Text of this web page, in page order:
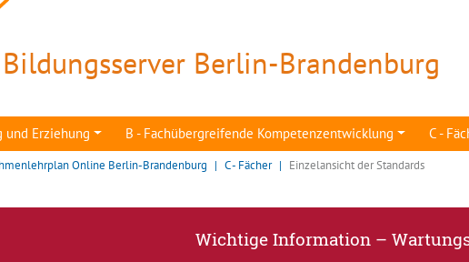
Bildungsserver Berlin-Brandenburg
und Erziehung B - Fachübergreifende Kompetenzentwicklung C -
BrandenburgOnline Berlin-Brandenburg C - Fächer Einzelansicht der Standards
Wichtige Information –